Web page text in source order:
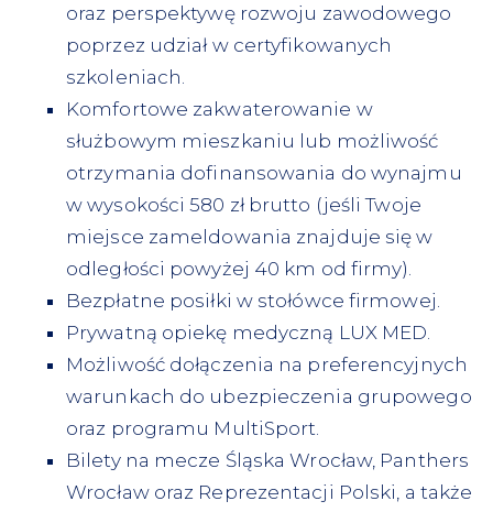
oraz perspektywę rozwoju zawodowego
poprzez udział w certyfikowanych
szkoleniach.
Komfortowe zakwaterowanie w
służbowym mieszkaniu lub możliwość
otrzymania dofinansowania do wynajmu
w wysokości 580 zł brutto (jeśli Twoje
miejsce zameldowania znajduje się w
odległości powyżej 40 km od firmy).
Bezpłatne posiłki w stołówce firmowej.
Prywatną opiekę medyczną LUX MED.
Możliwość dołączenia na preferencyjnych
warunkach do ubezpieczenia grupowego
oraz programu MultiSport.
Bilety na mecze Śląska Wrocław, Panthers
Wrocław oraz Reprezentacji Polski, a także